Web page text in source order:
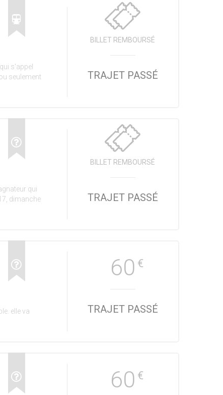
s'appel
seulement
BILLET REMBOURSÉ
TRAJET PASSÉ
qui
dimanche
BILLET REMBOURSÉ
TRAJET PASSÉ
elle va
60 €
TRAJET PASSÉ
60 €